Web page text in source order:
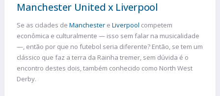
Manchester United x Liverpool
Se as cidades de Manchester e Liverpool competem
econômica e culturalmente — isso sem falar na musicalidade
—, então por que no futebol seria diferente? Então, se tem um
clássico que faz a terra da Rainha tremer, sem dúvida é o
encontro destes dois, também conhecido como North West
Derby.